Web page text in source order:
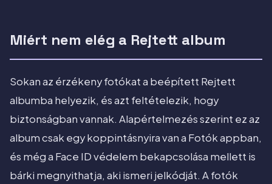
Miért nem elég a Rejtett album
Sokan az érzékeny fotókat a beépített Rejtett
albumba helyezik, és azt feltételezik, hogy
biztonságban vannak. Alapértelmezés szerint ez az
album csak egy koppintásnyira van a Fotók appban,
és még a Face ID védelem bekapcsolása mellett is
bárki megnyithatja, aki ismeri jelkódját. A fotók